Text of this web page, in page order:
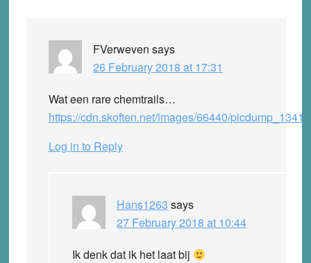
FVerweven says
26 February 2018 at 17:31
Wat een rare chemtrails…
https://cdn.skoften.net/images/66440/
Log in to Reply
Hans1263 says
27 February 2018 at 10:44
Ik denk dat ik het laat bij